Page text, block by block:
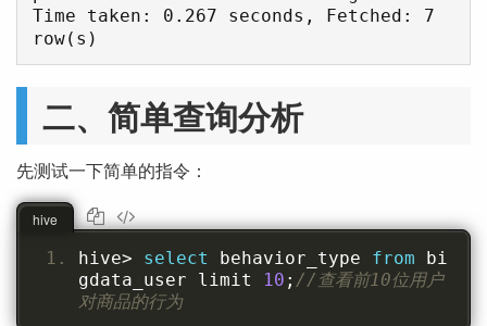
Time taken: 0.267 seconds, Fetched: 7
二、简单查询分析
先测试一下简单的指令：
hive> select behavior_type from bi
gdata_user limit
10 ; //查看前10位用户
对商品的行为
hive